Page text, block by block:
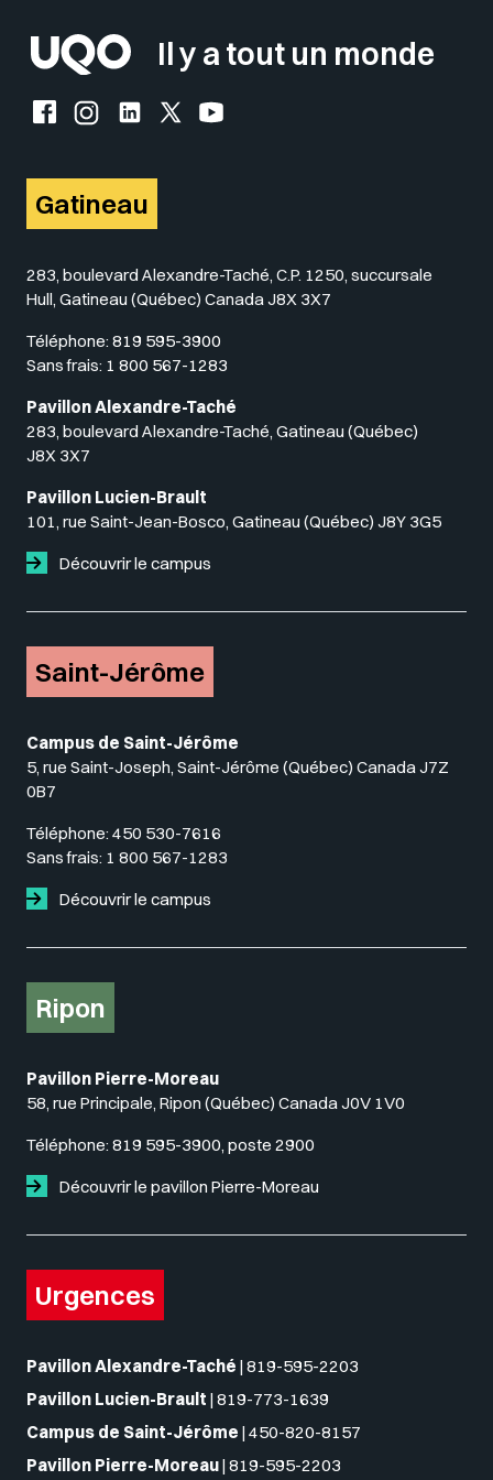
Il y a tout un monde
Facebook de l'UQO
Instagram de l'UQO
LinkedIn de l'UQO
X (Twitter) de l'UQO
YouTube de l'UQO
Gatineau
283, boulevard Alexandre-Taché, C.P. 1250, succursale
Hull, Gatineau (Québec) Canada J8X 3X7
Téléphone: 819 595-3900
Sans frais: 1 800 567-1283
Pavillon Alexandre-Taché
283, boulevard Alexandre-Taché, Gatineau (Québec)
J8X 3X7
Pavillon Lucien-Brault
101, rue Saint-Jean-Bosco, Gatineau (Québec) J8Y 3G5
Découvrir le campus
Saint-Jérôme
Campus de Saint-Jérôme
5, rue Saint-Joseph, Saint-Jérôme (Québec) Canada J7Z
0B7
Téléphone: 450 530-7616
Sans frais: 1 800 567-1283
Découvrir le campus
Ripon
Pavillon Pierre-Moreau
58, rue Principale, Ripon (Québec) Canada J0V 1V0
Téléphone: 819 595-3900, poste 2900
Découvrir le pavillon Pierre-Moreau
Urgences
Pavillon Alexandre-Taché | 819-595-2203
Pavillon Lucien-Brault | 819-773-1639
Campus de Saint-Jérôme | 450-820-8157
Pavillon Pierre-Moreau| 819-595-2203